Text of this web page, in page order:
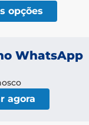
opções
WhatsApp
agora